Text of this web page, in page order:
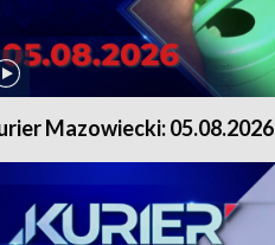
Mazowiecki: 05.08.2026